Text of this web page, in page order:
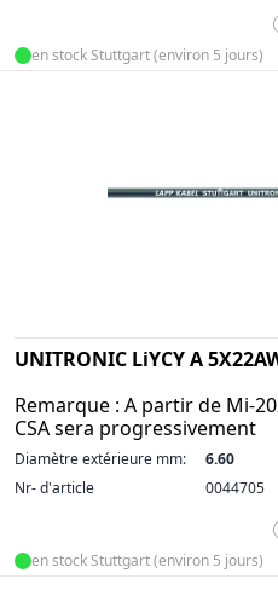
en stock Stuttgart (environ 5 jours)
UNITRONIC LiYCY A
Remarque : A partir de Mi-
CSA sera progressivement
Diamètre extérieure mm:
6.60
Nr- d'article
0044705
en stock Stuttgart (environ 5 jours)